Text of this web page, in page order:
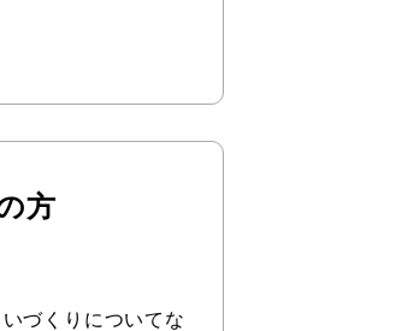
方
づくりについてな